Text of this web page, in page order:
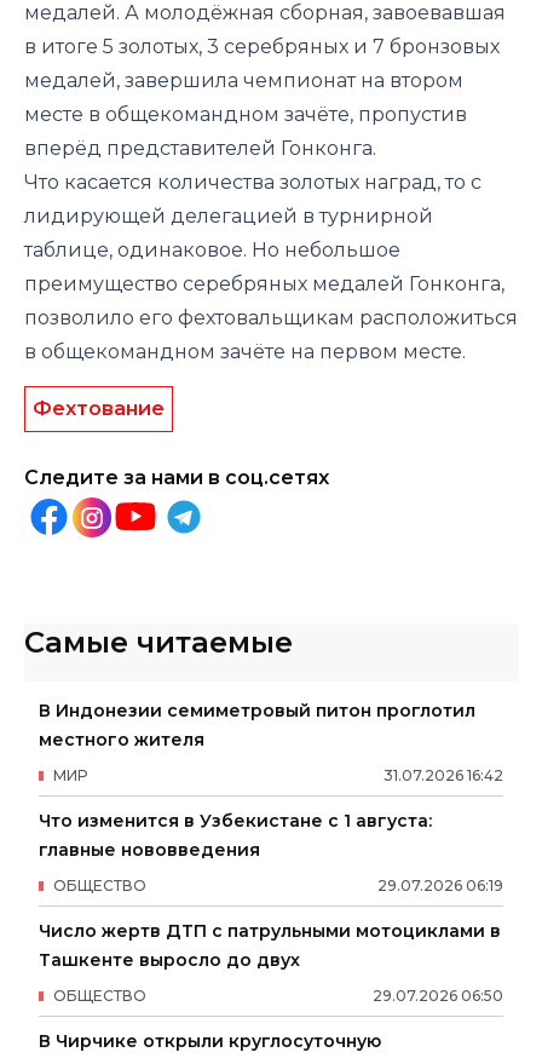
медалей. А молодёжная сборная, завоевавшая
в итоге 5 золотых, 3 серебряных и 7 бронзовых
медалей, завершила чемпионат на втором
месте в общекомандном зачёте, пропустив
вперёд представителей Гонконга.
Что касается количества золотых наград, то с
лидирующей делегацией в турнирной
таблице, одинаковое. Но небольшое
преимущество серебряных медалей Гонконга,
позволило его фехтовальщикам расположиться
в общекомандном зачёте на первом месте.
Фехтование
Следите за нами в соц.сетях
Самые читаемые
В Индонезии семиметровый питон проглотил
местного жителя
31.07.2026 16:42
МИР
Что изменится в Узбекистане с 1 августа:
главные нововведения
29.07.2026 06:19
ОБЩЕСТВО
Число жертв ДТП с патрульными мотоциклами в
Ташкенте выросло до двух
29.07.2026 06:50
ОБЩЕСТВО
В Чирчике открыли круглосуточную